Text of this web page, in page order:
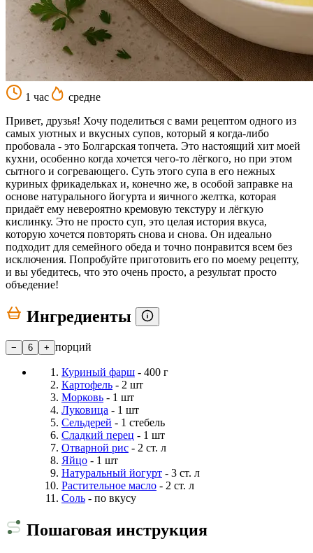
1 час
средне
Привет, друзья! Хочу поделиться с вами рецептом одного из
самых уютных и вкусных супов, который я когда-либо
пробовала - это Болгарская топчета. Это настоящий хит моей
кухни, особенно когда хочется чего-то лёгкого, но при этом
сытного и согревающего. Суть этого супа в его нежных
куриных фрикадельках и, конечно же, в особой заправке на
основе натурального йогурта и яичного желтка, которая
придаёт ему невероятно кремовую текстуру и лёгкую
кислинку. Это не просто суп, это целая история вкуса,
которую хочется повторять снова и снова. Он идеально
подходит для семейного обеда и точно понравится всем без
исключения. Попробуйте приготовить его по моему рецепту,
и вы убедитесь, что это очень просто, а результат просто
объедение!
Ингредиенты
− 6 + порций
Куриный фарш - 400 г
Картофель - 2 шт
Морковь - 1 шт
Луковица - 1 шт
Сельдерей - 1 стебель
Сладкий перец - 1 шт
Отварной рис - 2 ст. л
Яйцо - 1 шт
Натуральный йогурт - 3 ст. л
Растительное масло - 2 ст. л
Соль - по вкусу
Пошаговая инструкция